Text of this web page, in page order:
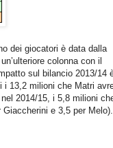
dei giocatori è data dalla
colonna con il
sul bilancio 2013/14
13,2 milioni che Matri
2014/15, i 5,8 milioni
e 3,5 per Melo).